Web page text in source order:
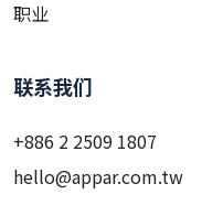
职业
联系我们
+886 2 2509 1807
hello@appar.com.tw